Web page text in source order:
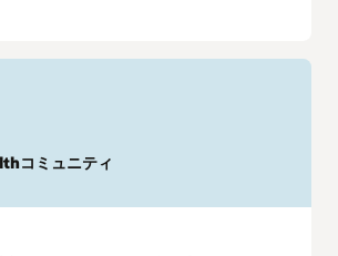
コミュニティ